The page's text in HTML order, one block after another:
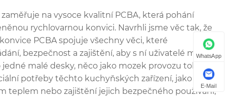
zaměřuje na vysoce kvalitní PCBA, která pohání
rychlovarnou konvici. Navrhli jsme věc tak, že
PCBA spojuje všechny věci, které
bezpečnost a zajištění, aby s ní uživatelé mohli
malé desky, něco jako mozek provozu tohoto
potřeby těchto kuchyňských zařízení, jako je
teplem nebo zajištění jejich bezpečného používání,
WhatsApp
E-Mail